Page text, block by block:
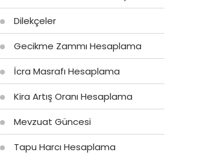
Dilekçeler
Gecikme Zammı Hesaplama
İcra Masrafı Hesaplama
Kira Artış Oranı Hesaplama
Mevzuat Güncesi
Tapu Harcı Hesaplama